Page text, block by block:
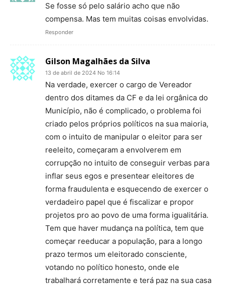
Se fosse só pelo salário acho que não
compensa. Mas tem muitas coisas envolvidas.
Responder
Gilson Magalhães da Silva
13 de abril de 2024 No 16:14
Na verdade, exercer o cargo de Vereador
dentro dos ditames da CF e da lei orgânica do
Município, não é complicado, o problema foi
criado pelos próprios políticos na sua maioria,
com o intuito de manipular o eleitor para ser
reeleito, começaram a envolverem em
corrupção no intuito de conseguir verbas para
inflar seus egos e presentear eleitores de
forma fraudulenta e esquecendo de exercer o
verdadeiro papel que é fiscalizar e propor
projetos pro ao povo de uma forma igualitária.
Tem que haver mudança na política, tem que
começar reeducar a população, para a longo
prazo termos um eleitorado consciente,
votando no político honesto, onde ele
trabalhará corretamente e terá paz na sua casa